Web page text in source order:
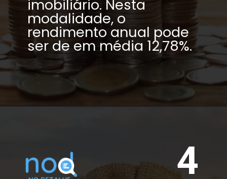
imobiliário. Nesta
modalidade, o
rendimento anual pode
ser de em média 12,78%.
4